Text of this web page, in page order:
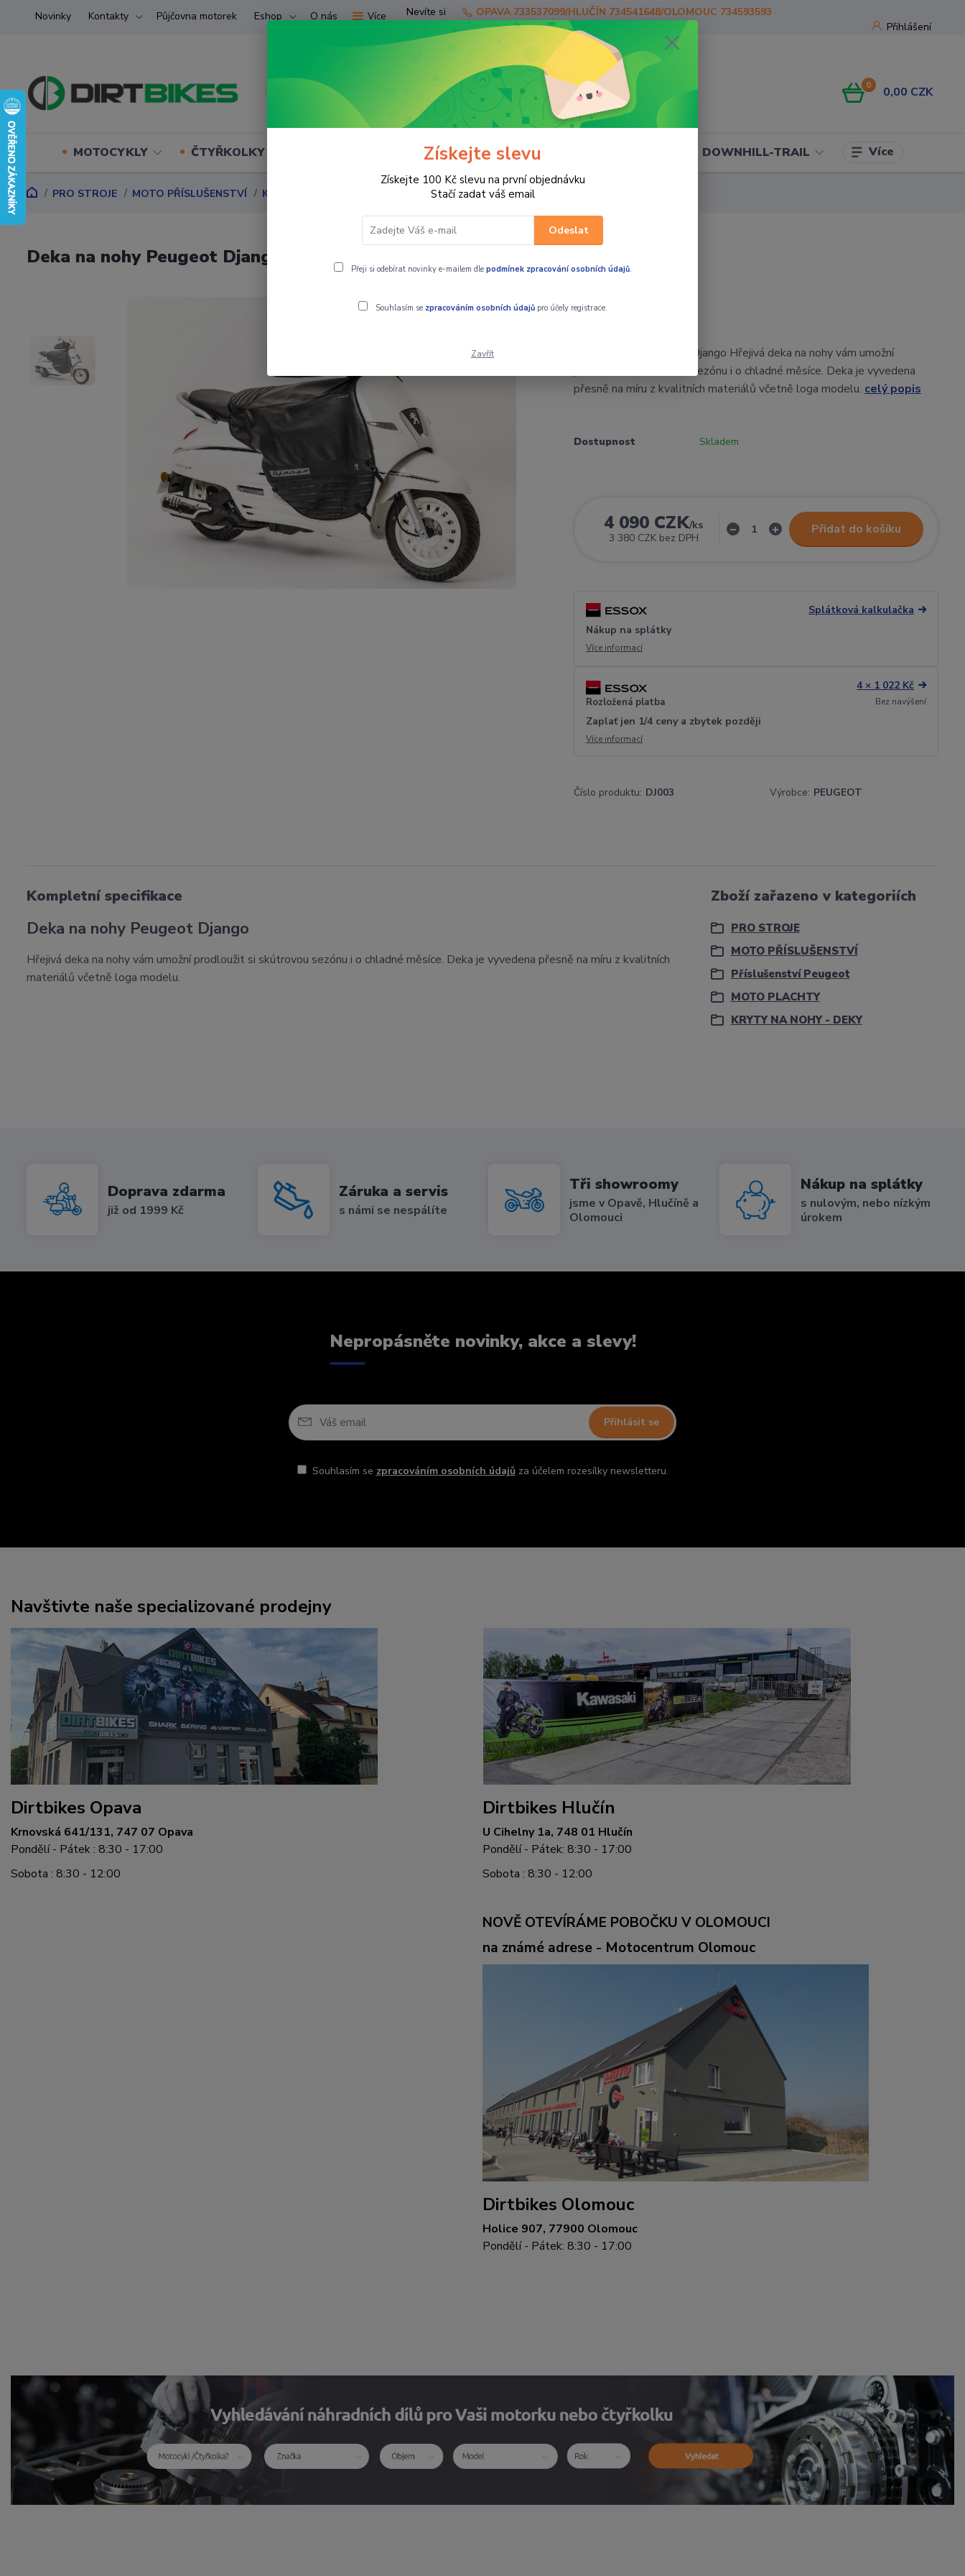
Novinky Kontakty Půjčovna motorek Eshop O nás Více
Přihlášení
Hledat
Nevíte si
rady?
Zavolejte.
OPAVA 733537099/HLUČÍN 734541648/OLOMOUC 734593593
0 0,00 CZK
MOTOCYKLY ČTYŘKOLKY (ATV) UTV SKÚTRY PRO JEZDCE DOWNHILL-TRAIL Více
PRO STROJE MOTO PŘÍSLUŠENSTVÍ KRYTY NA NOHY - DEKY Deka na nohy Peugeot Django
Deka na nohy Peugeot Django
Zimní výbava
Deka na nohy Peugeot Django Hřejivá deka na nohy vám umožní
prodloužit si skútrovou sezónu i o chladné měsíce. Deka je vyvedena
přesně na míru z kvalitních materiálů včetně loga modelu. celý popis
Dostupnost Skladem
4 090 CZK/ks
3 380 CZK bez DPH
Přidat do košíku
Splátková kalkulačka
Nákup na splátky
Více informací
Rozložená platba
4 × 1 022 Kč
Bez navýšení
Zaplať jen 1/4 ceny a zbytek později
Více informací
Číslo produktu: DJ003 Výrobce: PEUGEOT
Kompletní specifikace
Deka na nohy Peugeot Django
Hřejivá deka na nohy vám umožní prodloužit si skútrovou sezónu i o chladné měsíce. Deka je vyvedena přesně na míru z kvalitních
materiálů včetně loga modelu.
Zboží zařazeno v kategoriích
PRO STROJE
MOTO PŘÍSLUŠENSTVÍ
Příslušenství Peugeot
MOTO PLACHTY
KRYTY NA NOHY - DEKY
Doprava zdarma
již od 1999 Kč
Záruka a servis
s námi se nespálíte
Tři showroomy
jsme v Opavě, Hlučíně a
Olomouci
Nákup na splátky
s nulovým, nebo nízkým
úrokem
Nepropásněte novinky, akce a slevy!
Přihlásit se
Souhlasím se zpracováním osobních údajůza účelem rozesílky newsletteru.
Navštivte naše specializované prodejny
Dirtbikes Opava
Krnovská 641/131, 747 07 Opava
Pondělí - Pátek : 8:30 - 17:00
Sobota : 8:30 - 12:00
Dirtbikes Hlučín
U Cihelny 1a, 748 01 Hlučín
Pondělí - Pátek: 8:30 - 17:00
Sobota : 8:30 - 12:00
NOVĚ OTEVÍRÁME POBOČKU V OLOMOUCI
na známé adrese - Motocentrum Olomouc
Dirtbikes Olomouc
Holice 907, 77900 Olomouc
Pondělí - Pátek: 8:30 - 17:00
Získejte slevu
Získejte 100 Kč slevu na první objednávku
Stačí zadat váš email
Odeslat
Přeji si odebírat novinky e-mailem dle podmínek zpracování osobních údajů.
Souhlasím se zpracováním osobních údajůpro účely registrace.
Zavřít